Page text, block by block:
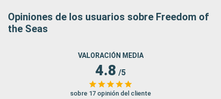
Opiniones de los usuarios sobre Freedom of
the Seas
VALORACIÓN MEDIA
4.8 /5
sobre 17 opinión del cliente